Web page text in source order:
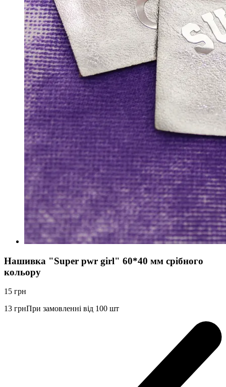
Нашивка "Super pwr girl" 60*40 мм срібного
кольору
15 грн
13 грнПри замовленні від 100 шт